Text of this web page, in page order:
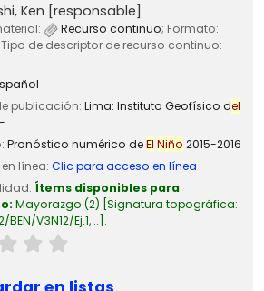
Ken [responsable]
Recurso continuo; Formato:
Tipo de descriptor de recurso continuo:
publicación: Lima: Instituto Geofísico del
Pronóstico numérico deEl Niño 2015-2016
línea: Clic para acceso en línea
Ítems disponibles para
Mayorazgo (2) Signatura topográfica:
BEN/V3N12/Ej.1, .. .